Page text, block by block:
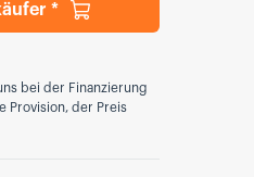
*
bei der Finanzierung
Provision, der Preis